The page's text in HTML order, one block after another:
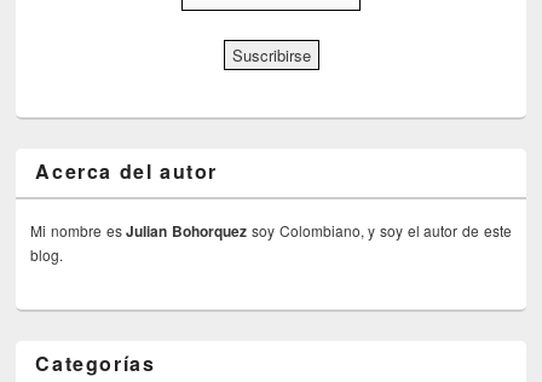
Acerca del autor
Mi nombre esJulian Bohorquez soy Colombiano, y soy el autor de este
blog.
Categorías